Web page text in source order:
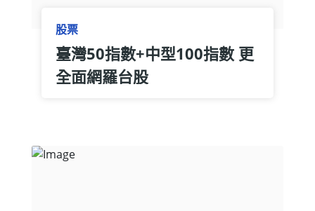
股票
臺灣50指數+中型100指數 更
全面網羅台股